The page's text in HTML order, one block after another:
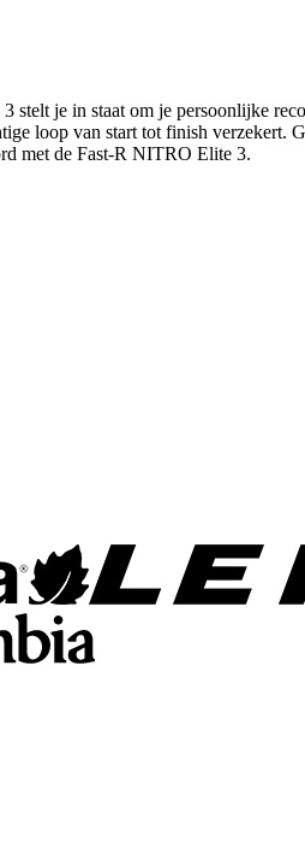
je in staat om je persoonlijke
loop van start tot finish verzekert.
met de Fast-R NITRO Elite 3.